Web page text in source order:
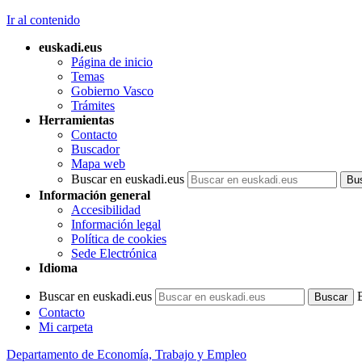
Ir al contenido
euskadi.eus
Página de inicio
Temas
Gobierno Vasco
Trámites
Herramientas
Contacto
Buscador
Mapa web
Buscar en euskadi.eus
Información general
Accesibilidad
Información legal
Política de cookies
Sede Electrónica
Idioma
Buscar en euskadi.eus
Contacto
Mi carpeta
Departamento de Economía, Trabajo y Empleo